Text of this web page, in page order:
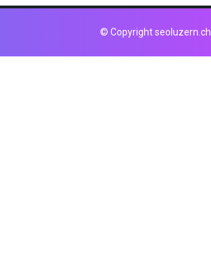
© Copyright seoluzern.ch